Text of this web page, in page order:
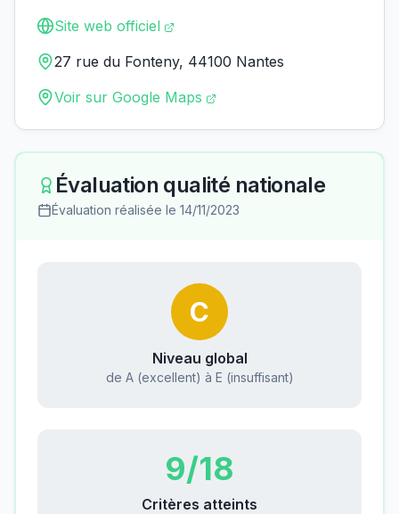
Site web officiel
27 rue du Fonteny, 44100 Nantes
Voir sur Google Maps
Évaluation qualité nationale
Évaluation réalisée le 14/11/2023
C
Niveau global
de A (excellent) à E (insuffisant)
9/18
Critères atteints